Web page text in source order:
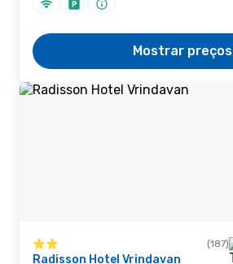
Mostrar preços
(187)
Radisson Hotel Vrindavan